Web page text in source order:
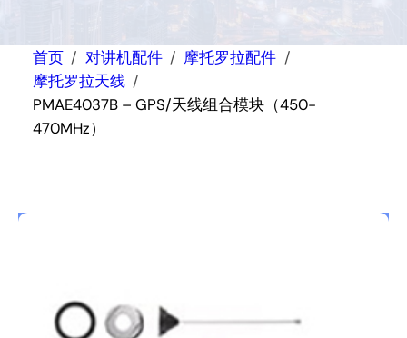
首页 对讲机配件
摩托罗拉配件
摩托罗拉天线
PMAE4037B – GPS/天线组合模块（450-
470MHz）